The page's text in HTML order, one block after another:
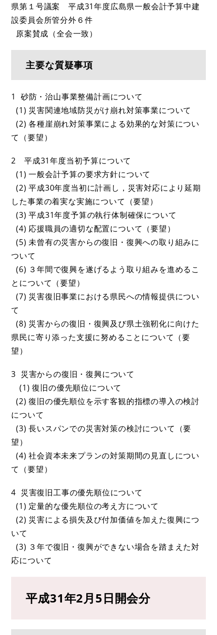
県第１号議案 平成31年度広島県一般会計予算中建
設委員会所管分外６件
原案賛成（全会一致）
主要な質疑事項
1 砂防・治山事業整備計画について
(1) 災害関連地域防災がけ崩れ対策事業について
(2) 各種崖崩れ対策事業による効果的な対策につい
て（要望）
2 平成31年度当初予算について
(1) 一般会計予算の要求方針について
(2) 平成30年度当初に計画し，災害対応により延期
した事業の着実な実施について（要望）
(3) 平成31年度予算の執行体制確保について
(4) 応援職員の適切な配置について（要望）
(5) 未曾有の災害からの復旧・復興への取り組みに
ついて
(6) ３年間で復興を遂げるよう取り組みを進めるこ
とについて（要望）
(7) 災害復旧事業における県民への情報提供につい
て
(8) 災害からの復旧・復興及び県土強靭化に向けた
県民に寄り添った支援に努めることについて（要
望）
3 災害からの復旧・復興について
(1) 復旧の優先順位について
(2) 復旧の優先順位を示す客観的指標の導入の検討
について
(3) 長いスパンでの災害対策の検討について（要
望）
(4) 社会資本未来プランの対策期間の見直しについ
て（要望）
4 災害復旧工事の優先順位について
(1) 定量的な優先順位の考え方について
(2) 災害による損失及び付加価値を加えた復興につ
いて
(3) ３年で復旧・復興ができない場合を踏まえた対
応について
平成31年2月5日開会分